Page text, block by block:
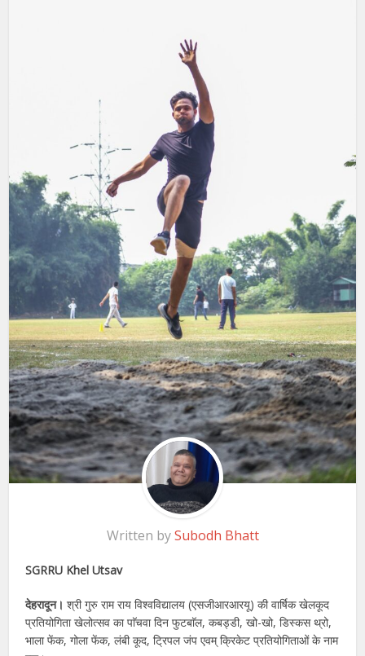
Written bySubodh Bhatt
SGRRU Khel Utsav
देहरादून। श्री गुरु राम राय विश्वविद्यालय (एसजीआरआरयू) की वार्षिक खेलकूद
प्रतियोगिता खेलोत्सव का पाॅचवा दिन फुटबाॅल, कबड्डी, खो-खो, डिस्कस थ्रो,
भाला फेंक, गोला फेंक, लंबी कूद, ट्रिपल जंप एवम् क्रिकेट प्रतियोगिताओं के नाम